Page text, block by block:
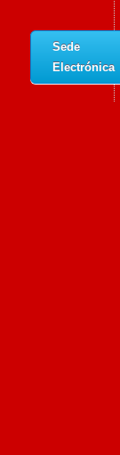
Sede
Electrónica